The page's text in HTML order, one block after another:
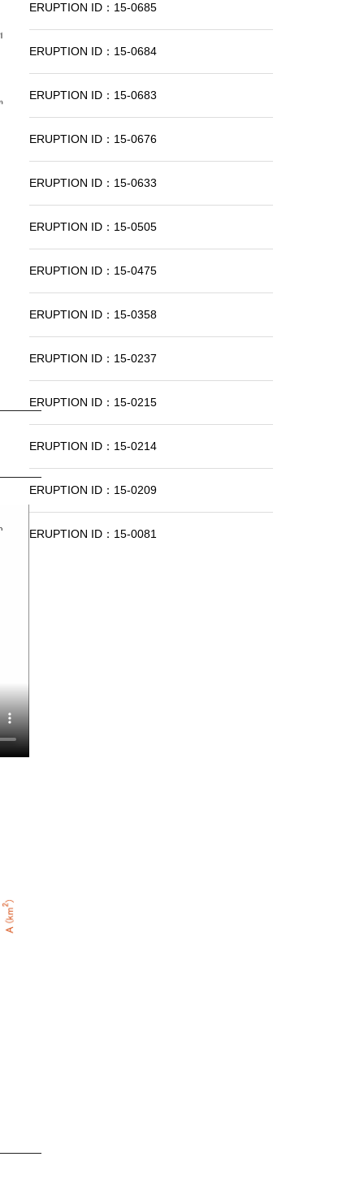
ERUPTION ID：15-0685
ERUPTION ID：15-0684
ERUPTION ID：15-0683
ERUPTION ID：15-0676
ERUPTION ID：15-0633
ERUPTION ID：15-0505
ERUPTION ID：15-0475
ERUPTION ID：15-0358
ERUPTION ID：15-0237
ERUPTION ID：15-0215
ERUPTION ID：15-0214
ERUPTION ID：15-0209
ERUPTION ID：15-0081